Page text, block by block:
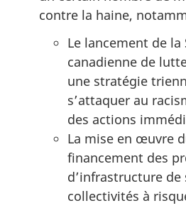
contre la haine,
Le lancement de la
canadienne de
une stratégie
s’attaquer au
des actions
La mise en œuvre
financement des
d’infrastructure
collectivités à